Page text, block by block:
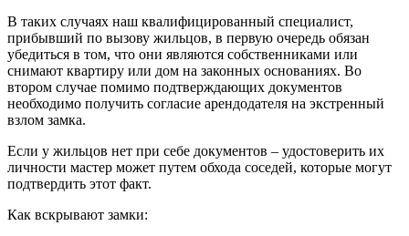
В таких случаях наш квалифицированный специалист,
прибывший по вызову жильцов, в первую очередь обязан
убедиться в том, что они являются собственниками или
снимают квартиру или дом на законных основаниях. Во
втором случае помимо подтверждающих документов
необходимо получить согласие арендодателя на экстренный
взлом замка.
Если у жильцов нет при себе документов – удостоверить их
личности мастер может путем обхода соседей, которые могут
подтвердить этот факт.
Как вскрывают замки: